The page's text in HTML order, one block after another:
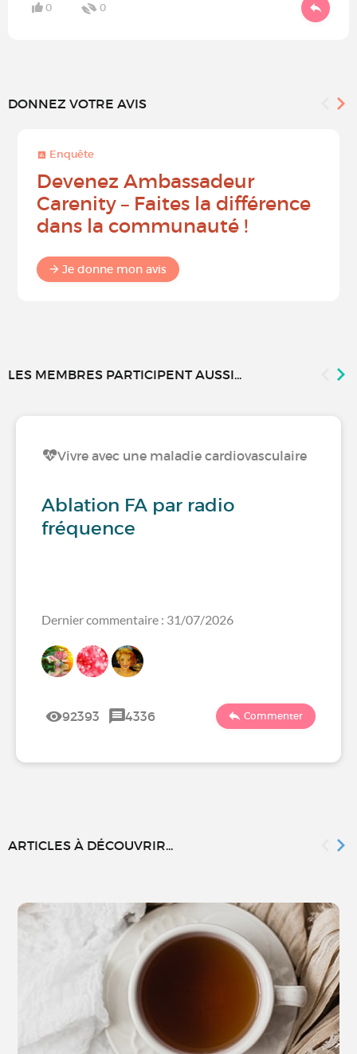
0 0
DONNEZ VOTRE AVIS
Enquête
Devenez Ambassadeur
Carenity – Faites la différence
dans la communauté !
Je donne mon avis
LES MEMBRES PARTICIPENT AUSSI...
Vivre avec une maladie cardiovasculaire
Ablation FA par radio
fréquence
Dernier commentaire : 31/07/2026
92393 4336 Commenter
ARTICLES À DÉCOUVRIR...